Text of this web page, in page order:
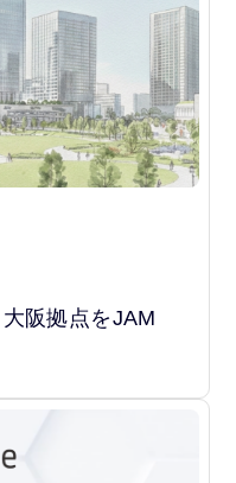
阪拠点をJAM